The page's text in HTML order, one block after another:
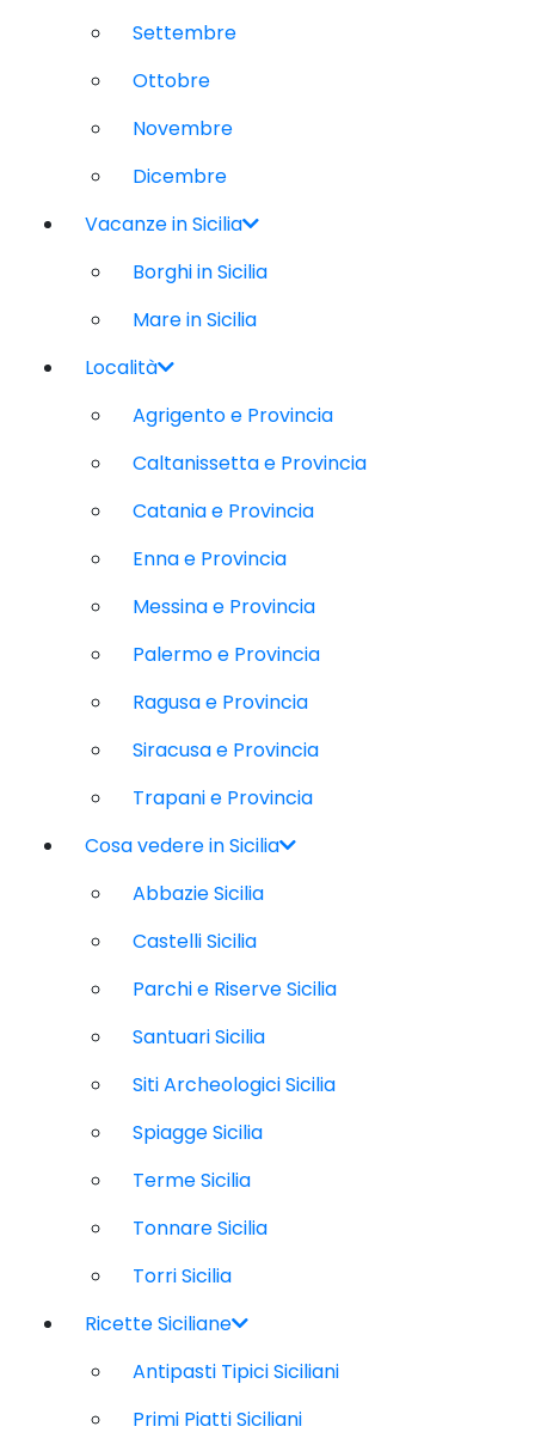
Settembre
Ottobre
Novembre
Dicembre
Vacanze in Sicilia
Borghi in Sicilia
Mare in Sicilia
Località
Agrigento e Provincia
Caltanissetta e Provincia
Catania e Provincia
Enna e Provincia
Messina e Provincia
Palermo e Provincia
Ragusa e Provincia
Siracusa e Provincia
Trapani e Provincia
Cosa vedere in Sicilia
Abbazie Sicilia
Castelli Sicilia
Parchi e Riserve Sicilia
Santuari Sicilia
Siti Archeologici Sicilia
Spiagge Sicilia
Terme Sicilia
Tonnare Sicilia
Torri Sicilia
Ricette Siciliane
Antipasti Tipici Siciliani
Primi Piatti Siciliani